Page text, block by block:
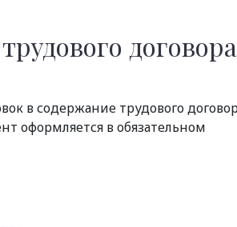
договора
в содержание трудового
оформляется в обязательном